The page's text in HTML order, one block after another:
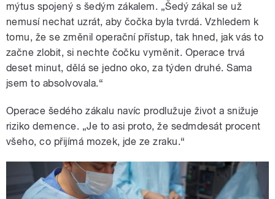
mýtus spojený s šedým zákalem. „Šedý zákal se už
nemusí nechat uzrát, aby čočka byla tvrdá. Vzhledem k
tomu, že se změnil operační přístup, tak hned, jak vás to
začne zlobit, si nechte čočku vyměnit. Operace trvá
deset minut, dělá se jedno oko, za týden druhé. Sama
jsem to absolvovala.“
Operace šedého zákalu navíc prodlužuje život a snižuje
riziko demence. „Je to asi proto, že sedmdesát procent
všeho, co přijímá mozek, jde ze zraku.“